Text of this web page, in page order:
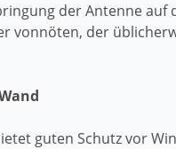
der Antenne auf
vonnöten, der
guten Schutz vor